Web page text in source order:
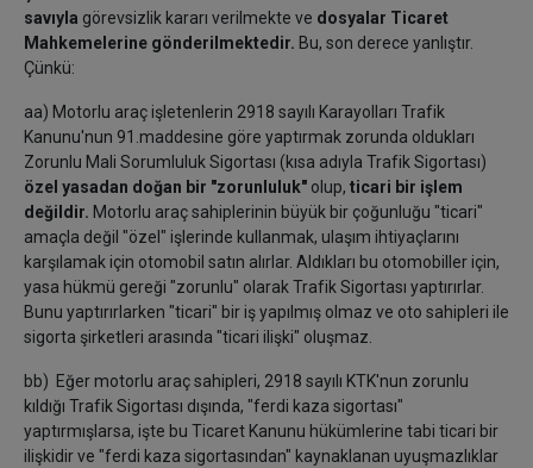
savıyla görevsizlik kararı verilmekte ve dosyalar Ticaret
Mahkemelerine gönderilmektedir. Bu, son derece yanlıştır.
Çünkü:
aa) Motorlu araç işletenlerin 2918 sayılı Karayolları Trafik
Kanunu'nun 91.maddesine göre yaptırmak zorunda oldukları
Zorunlu Mali Sorumluluk Sigortası (kısa adıyla Trafik Sigortası)
özel yasadan doğan bir "zorunluluk" olup, ticari bir işlem
değildir. Motorlu araç sahiplerinin büyük bir çoğunluğu "ticari"
amaçla değil "özel" işlerinde kullanmak, ulaşım ihtiyaçlarını
karşılamak için otomobil satın alırlar. Aldıkları bu otomobiller için,
yasa hükmü gereği "zorunlu" olarak Trafik Sigortası yaptırırlar.
Bunu yaptırırlarken "ticari" bir iş yapılmış olmaz ve oto sahipleri ile
sigorta şirketleri arasında "ticari ilişki" oluşmaz.
bb) Eğer motorlu araç sahipleri, 2918 sayılı KTK'nun zorunlu
kıldığı Trafik Sigortası dışında, "ferdi kaza sigortası"
yaptırmışlarsa, işte bu Ticaret Kanunu hükümlerine tabi ticari bir
ilişkidir ve "ferdi kaza sigortasından" kaynaklanan uyuşmazlıklar